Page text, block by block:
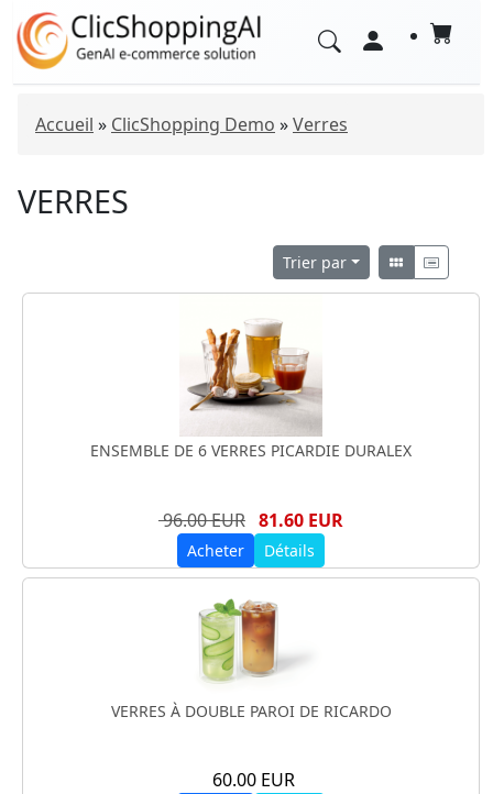
Accueil » ClicShopping Demo »Verres
VERRES
Trier par
ENSEMBLE DE 6 VERRES PICARDIE DURALEX
96.00 EUR 81.60 EUR
Acheter Détails
VERRES À DOUBLE PAROI DE RICARDO
60.00 EUR